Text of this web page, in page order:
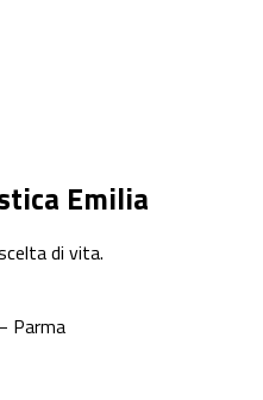
Emilia
di vita.
Parma